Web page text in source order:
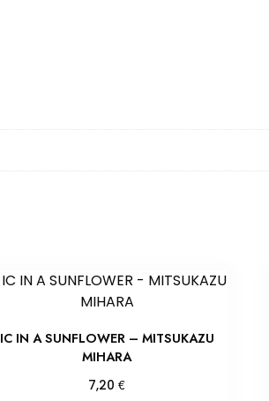
IC IN A SUNFLOWER – MITSUKAZU
MIHARA
7,20€